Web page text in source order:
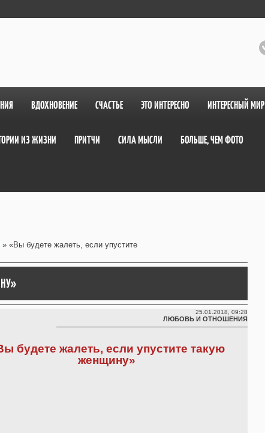
ВДОХНОВЕНИЕ СЧАСТЬЕ ЭТО ИНТЕРЕСНО ИНТЕРЕСНЫЙ МИР
ИЗ ЖИЗНИ ПРИТЧИ СИЛА МЫСЛИ БОЛЬШЕ, ЧЕМ ФОТО
» «Вы будете жалеть, если упустите
25.01.2018, 09:28
ЛЮБОВЬ И ОТНОШЕНИЯ
будете жалеть, если упустите такую
женщину»